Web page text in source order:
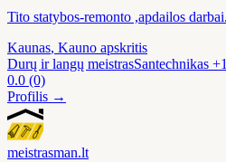
Tito statybos-remonto ,apdailos darbai.
Kaunas, Kauno apskritis
Durų ir langų meistrasSantechnikas
0.0 (0)
Profilis →
meistrasman.lt